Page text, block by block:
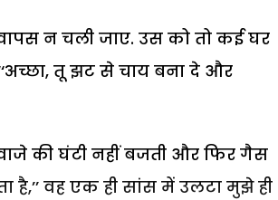
न चली जाए. उस को तो कई घर
तू झट से चाय बना दे और
की घंटी नहीं बजती और फिर गैस
है,’’ वह एक ही सांस में उलटा मुझे ही